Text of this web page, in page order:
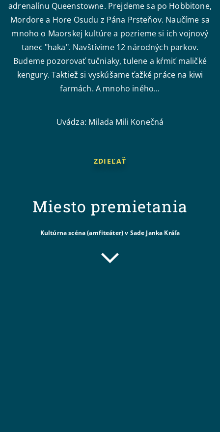
adrenalínu Queenstowne. Prejdeme sa po Hobbitone,
Mordore a Hore Osudu z Pána Prsteňov. Naučíme sa
mnoho o Maorskej kultúre a pozrieme si ich vojnový
tanec "haka". Navštívime 12 národných parkov.
Budeme pozorovať tučniaky, tulene a kŕmiť maličké
kengury. Taktiež si vyskúšame ťažké práce na kiwi
farmách. A mnoho iného...
Uvádza: Milada Mili Konečná
ZDIEĽAŤ
Miesto premietania
Kultúrna scéna (amfiteáter) v Sade Janka Kráľa